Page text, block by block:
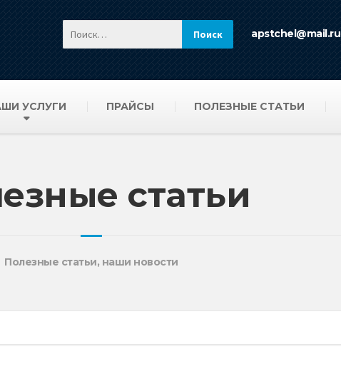
apstchel@mail.ru
УСЛУГИ ПРАЙСЫ ПОЛЕЗНЫЕ СТАТЬИ
статьи
Полезные статьи, наши новости